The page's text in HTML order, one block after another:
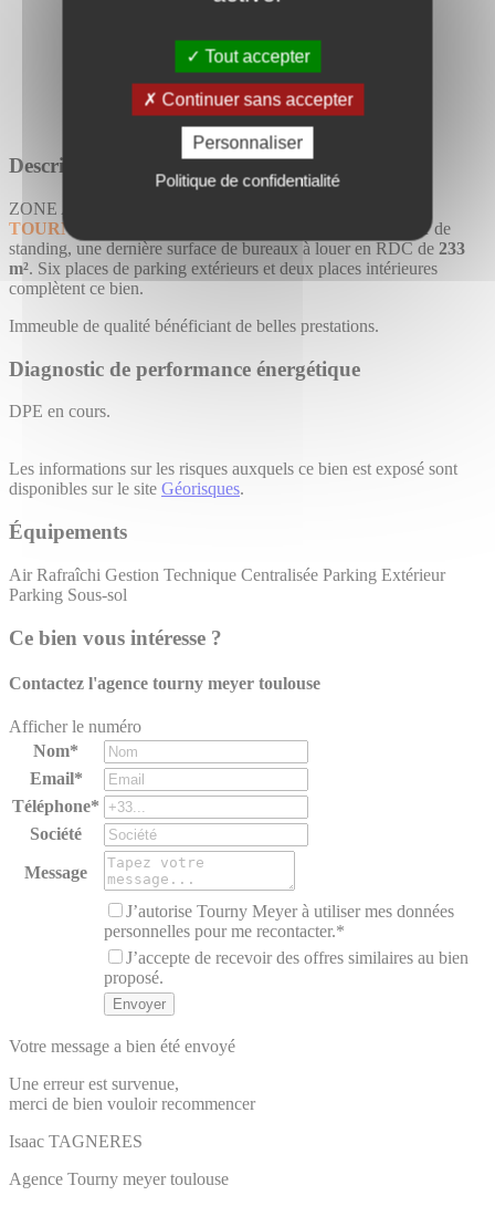
Tout accepter
Continuer sans accepter
Personnaliser
Politique de confidentialité
Description détaillée
ZONE AÉROPORTUAIRE TOULOUSE BLAGNAC -
TOURNY MEYER
propose, dans un ensemble immobilier de
standing, une dernière surface de bureaux à louer en RDC de 233
m². Six places de parking extérieurs et deux places intérieures
complètent ce bien.
Immeuble de qualité bénéficiant de belles prestations.
Diagnostic de performance énergétique
DPE en cours.
Les informations sur les risques auxquels ce bien est exposé sont
disponibles sur le site Géorisques.
Équipements
Air Rafraîchi Gestion Technique Centralisée Parking Extérieur
Parking Sous-sol
Ce bien vous intéresse ?
Contactez l'agence tourny meyer toulouse
Afficher le numéro
Nom*
Email*
Téléphone*
Société
Message
J’autorise Tourny Meyer à utiliser mes données
personnelles pour me recontacter.*
J’accepte de recevoir des offres similaires au bien
proposé.
Votre message a bien été envoyé
Une erreur est survenue,
merci de bien vouloir recommencer
Isaac TAGNERES
Agence Tourny meyer toulouse